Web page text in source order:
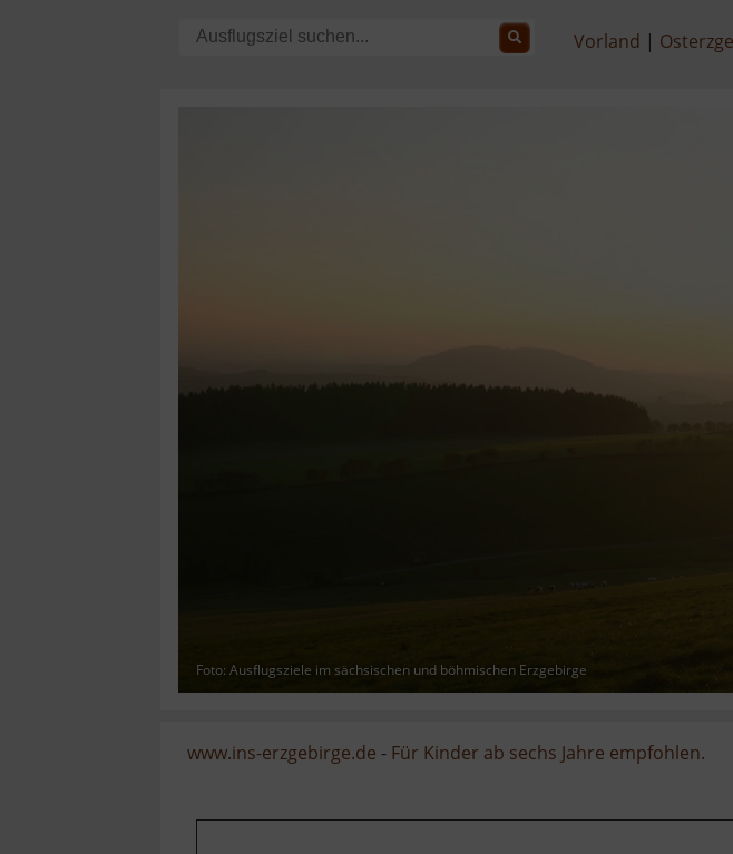
Vorland
Foto: Ausflugsziele im sächsischen und böhmischen Erzgebirge
www.ins-erzgebirge.de - Für Kinder ab sechs Jahre empfohlen.